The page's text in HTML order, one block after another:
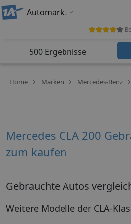
Automarkt
500 Ergebnisse
Home Marken Mercedes-Benz
Mercedes CLA 200
zum kaufen
Gebrauchte Autos
Weitere Modelle der CLA-